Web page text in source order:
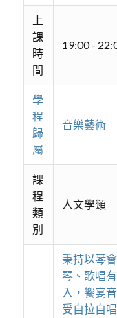
上
課
時
間
19:00 -
學
程
歸
屬
音樂藝術
課
程
類
別
人文學類
秉持以琴
琴、歌唱
入，饗宴
受自拉自